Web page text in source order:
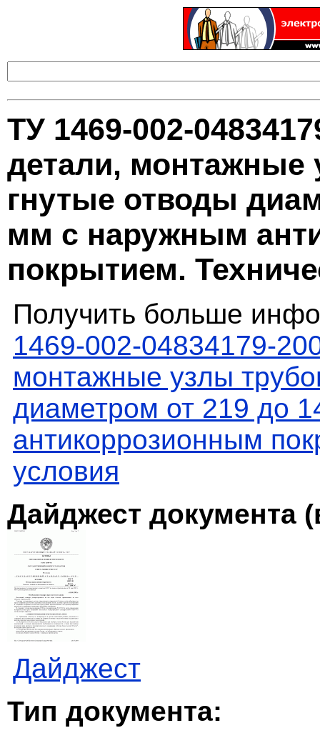
ТУ 1469-002-
детали, монтажные
гнутые отводы
мм с наружным
покрытием.
Получить больше
1469-002-04834179-
монтажные узлы
диаметром от 219 до
антикоррозионным
условия
Дайджест документа
Дайджест
Тип документа: